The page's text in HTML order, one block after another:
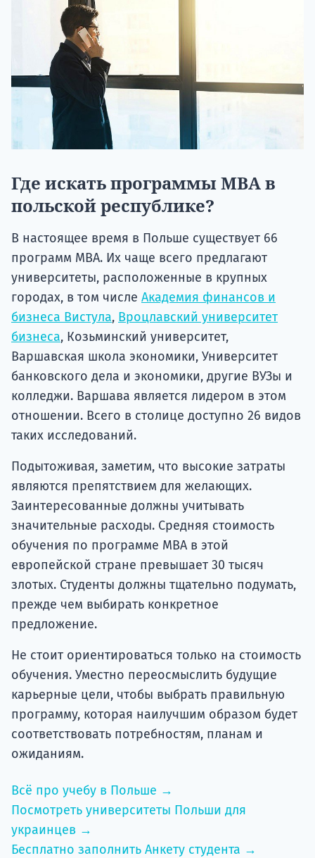
Где искать программы МВА в
польской республике?
В настоящее время в Польше существует 66
программ MBA. Их чаще всего предлагают
университеты, расположенные в крупных
городах, в том числе Академия финансов и
бизнеса Вистула, Вроцлавский университет
бизнеса, Козьминский университет,
Варшавская школа экономики, Университет
банковского дела и экономики, другие ВУЗы и
колледжи. Варшава является лидером в этом
отношении. Всего в столице доступно 26 видов
таких исследований.
Подытоживая, заметим, что высокие затраты
являются препятствием для желающих.
Заинтересованные должны учитывать
значительные расходы. Средняя стоимость
обучения по программе MBA в этой
европейской стране превышает 30 тысяч
злотых. Студенты должны тщательно подумать,
прежде чем выбирать конкретное
предложение.
Не стоит ориентироваться только на стоимость
обучения. Уместно переосмыслить будущие
карьерные цели, чтобы выбрать правильную
программу, которая наилучшим образом будет
соответствовать потребностям, планам и
ожиданиям.
Всё про учебу в Польше →
Посмотреть университеты Польши для
украинцев →
Бесплатно заполнить Анкету студента →